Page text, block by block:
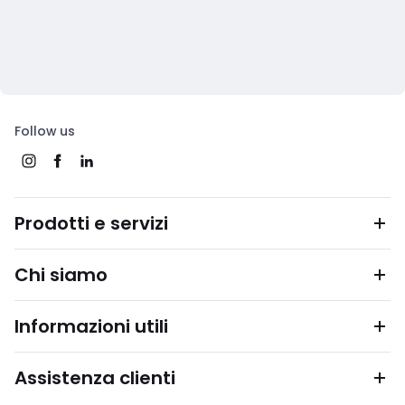
Follow us
Prodotti e servizi
Chi siamo
Informazioni utili
Assistenza clienti